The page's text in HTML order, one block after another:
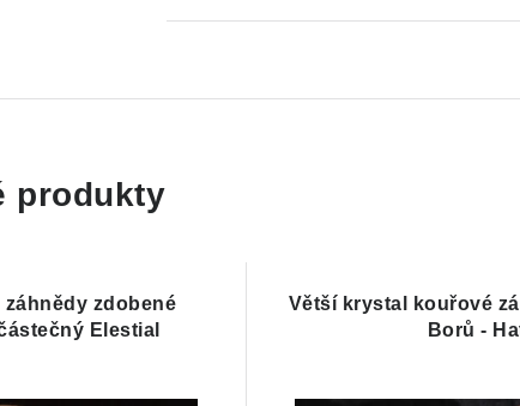
produkty
zdobené
Elestial
Větší krystal kouřové
Borů -